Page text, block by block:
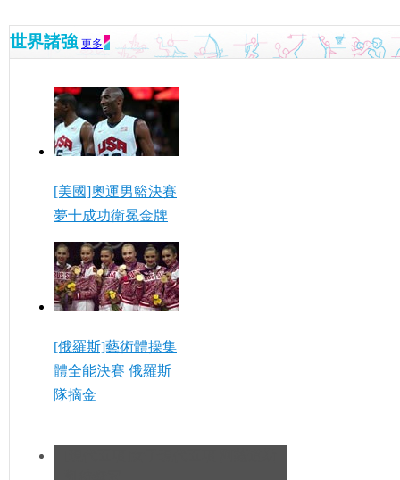
世界諸強 更多
[美國]奧運男籃決賽
夢十成功衛冕金牌
[俄羅斯]藝術體操集
體全能決賽 俄羅斯
隊摘金